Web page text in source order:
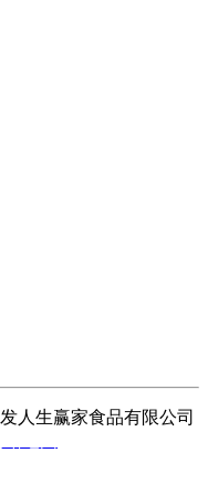
人生赢家食品有限公司